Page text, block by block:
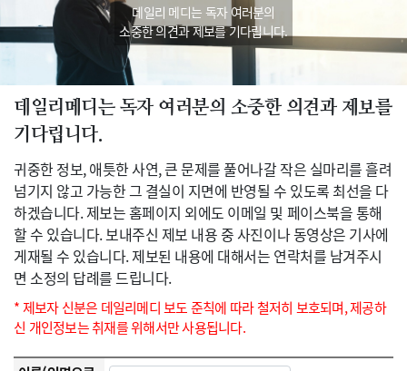
데일리 메디는 독자 여러분의
소중한 의견과 제보를 기다립니다.
데일리메디는 독자 여러분의 소중한 의견과 제보를
기다립니다.
귀중한 정보, 애틋한 사연, 큰 문제를 풀어나갈 작은 실마리를 흘려
넘기지 않고 가능한 그 결실이 지면에 반영될 수 있도록 최선을 다
하겠습니다. 제보는 홈페이지 외에도 이메일 및 페이스북을 통해
할 수 있습니다. 보내주신 제보 내용 중 사진이나 동영상은 기사에
게재될 수 있습니다. 제보된 내용에 대해서는 연락처를 남겨주시
면 소정의 답례를 드립니다.
* 제보자 신분은 데일리메디 보도 준칙에 따라 철저히 보호되며, 제공하
신 개인정보는 취재를 위해서만 사용됩니다.